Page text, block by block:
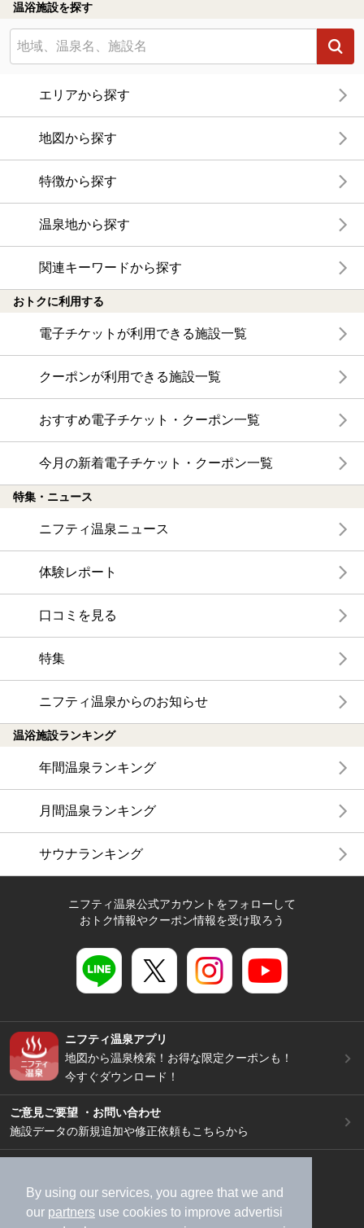
By using our services, you agree that we and
our partners use cookies to improve advertisi
温浴施設を探す
エリアから探す
地図から探す
特徴から探す
温泉地から探す
関連キーワードから探す
おトクに利用する
電子チケットが利用できる施設一覧
クーポンが利用できる施設一覧
おすすめ電子チケット・クーポン一覧
今月の新着電子チケット・クーポン一覧
特集・ニュース
ニフティ温泉ニュース
体験レポート
口コミを見る
特集
ニフティ温泉からのお知らせ
温浴施設ランキング
年間温泉ランキング
月間温泉ランキング
サウナランキング
ニフティ温泉公式アカウントをフォローして
おトク情報やクーポン情報を受け取ろう
ニフティ温泉アプリ
地図から温泉検索！お得な限定クーポンも！
今すぐダウンロード！
ご意見ご要望 ・お問い合わせ
施設データの新規追加や修正依頼もこちらから
加盟店募集（資料請求）
広告出稿のご案内
利用規約
ライフスタイルMEMBERS+規約